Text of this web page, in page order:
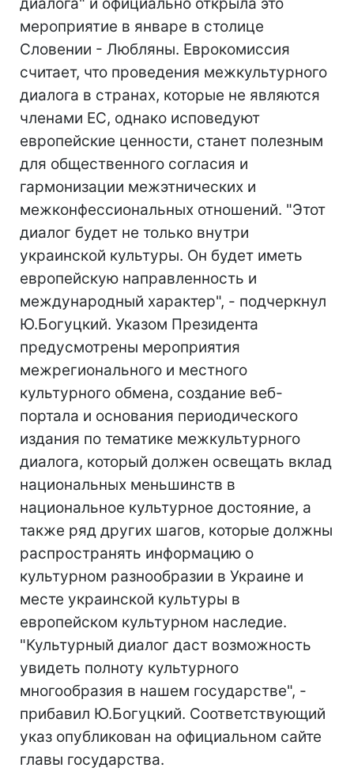
мероприятие в январе в столице
Словении - Любляны. Еврокомиссия
считает, что проведения межкультурного
диалога в странах, которые не являются
членами ЕС, однако исповедуют
европейские ценности, станет полезным
для общественного согласия и
гармонизации межэтнических и
межконфессиональных отношений. "Этот
диалог будет не только внутри
украинской культуры. Он будет иметь
европейскую направленность и
международный характер", - подчеркнул
Ю.Богуцкий. Указом Президента
предусмотрены мероприятия
межрегионального и местного
культурного обмена, создание веб-
портала и основания периодического
издания по тематике межкультурного
диалога, который должен освещать вклад
национальных меньшинств в
национальное культурное достояние, а
также ряд других шагов, которые должны
распространять информацию о
культурном разнообразии в Украине и
месте украинской культуры в
европейском культурном наследие.
"Культурный диалог даст возможность
увидеть полноту культурного
многообразия в нашем государстве", -
прибавил Ю.Богуцкий. Соответствующий
указ опубликован на официальном сайте
главы государства.